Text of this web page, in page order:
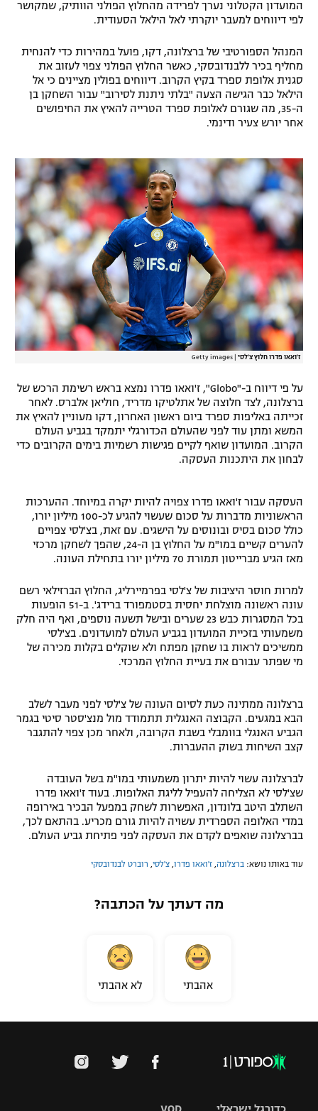
תקנון עבור פעילות ספורט 1 – "מרלן"
גיימינג E-Sports
תנאי שימוש
מדיניות פרטיות
רשיון להקרנה פומבית לבית עסק
הצטרפות לחבילת הערוצים
לוח דרושים – ג'ובנט
תגיות
המגזין
בייסבול MLB
אומנויות לחימה
גיימינג E-Sports
המועדון הקטלוני נערך לפרידה מהחלוץ הפולני הוותיק, שמקושר
לפי דיווחים למעבר יוקרתי לאל הילאל הסעודית.
המנהל הספורטיבי של ברצלונה, דקו, פועל במהירות כדי להנחית
מחליף בכיר ללבנדובסקי, כאשר החלוץ הפולני צפוי לעזוב את
סגנית אלופת ספרד בקיץ הקרוב. דיווחים בפולין מציינים כי אל
הילאל כבר הגישה הצעה "בלתי ניתנת לסירוב" עבור השחקן בן
ה-35, מה שגורם לאלופת ספרד הטרייה להאיץ את החיפושים
אחר יורש צעיר ודינמי.
ז'ואאו פדרו חלוץ צ'לסי Getty images
על פי דיווח ב-"Globo", ז'ואאו פדרו נמצא בראש רשימת הרכש של
ברצלונה, לצד חלוצה של אתלטיקו מדריד, חוליאן אלברס. לאחר
זכייתה באליפות ספרד ביום ראשון האחרון, דקו מעוניין להאיץ את
המשא ומתן עוד לפני שהעולם הכדורגלי יתמקד בגביע העולם
הקרוב. המועדון שואף לקיים פגישות רשמיות בימים הקרובים כדי
לבחון את היתכנות העסקה.
העסקה עבור ז'ואאו פדרו צפויה להיות יקרה במיוחד. ההערכות
הראשוניות מדברות על סכום שעשוי להגיע לכ-100 מיליון יורו,
כולל סכום בסיס ובונוסים על הישגים. עם זאת, בצ'לסי צפויים
להערים קשיים במו"מ על החלוץ בן ה-24, שהפך לשחקן מרכזי
מאז הגיע מברייטון תמורת 70 מיליון יורו בתחילת העונה.
למרות חוסר היציבות של צ'לסי בפרמיירליג, החלוץ הברזילאי רשם
עונה ראשונה מוצלחת יחסית בסטמפורד ברידג'. ב-51 הופעות
בכל המסגרות כבש 23 שערים ובישל תשעה נוספים, ואף היה חלק
משמעותי בזכיית המועדון בגביע העולם למועדונים. בצ'לסי
ממשיכים לראות בו שחקן מפתח ולא שוקלים בקלות מכירה של
מי שפתר עבורם את בעיית החלוץ המרכזי.
ברצלונה ממתינה כעת לסיום העונה של צ'לסי לפני מעבר לשלב
הבא במגעים. הקבוצה האנגלית תתמודד מול מנצ'סטר סיטי בגמר
הגביע האנגלי בוומבלי בשבת הקרובה, ולאחר מכן צפוי להתגבר
קצב השיחות בשוק ההעברות.
לברצלונה עשוי להיות יתרון משמעותי במו"מ בשל העובדה
שצ'לסי לא הצליחה להעפיל לליגת האלופות. בעוד ז'ואאו פדרו
השתלב היטב בלונדון, האפשרות לשחק במפעל הבכיר באירופה
במדי האלופה הספרדית עשויה להיות גורם מכריע. בהתאם לכך,
בברצלונה שואפים לקדם את העסקה לפני פתיחת גביע העולם.
עוד באותו נושא: ברצלונה ז'ואאו פדרו צ'לסי רוברט לבנדובסקי
מה דעתך על הכתבה?
אהבתי לא אהבתי
VOD כדורגל ישראלי